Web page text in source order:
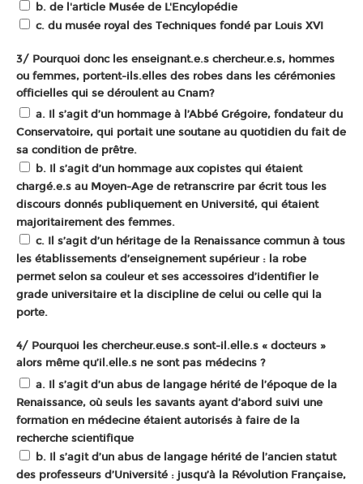
b. de l'article Musée de L'Encylopédie
c. du musée royal des Techniques fondé par Louis XVI
3/ Pourquoi donc les enseignant.e.s chercheur.e.s, hommes
ou femmes, portent-ils.elles des robes dans les cérémonies
officielles qui se déroulent au Cnam?
a. Il s’agit d’un hommage à l’Abbé Grégoire, fondateur du
Conservatoire, qui portait une soutane au quotidien du fait de
sa condition de prêtre.
b. Il s’agit d’un hommage aux copistes qui étaient
chargé.e.s au Moyen-Age de retranscrire par écrit tous les
discours donnés publiquement en Université, qui étaient
majoritairement des femmes.
c. Il s’agit d’un héritage de la Renaissance commun à tous
les établissements d’enseignement supérieur : la robe
permet selon sa couleur et ses accessoires d’identifier le
grade universitaire et la discipline de celui ou celle qui la
porte.
4/ Pourquoi les chercheur.euse.s sont-il.elle.s « docteurs »
alors même qu’il.elle.s ne sont pas médecins ?
a. Il s’agit d’un abus de langage hérité de l’époque de la
Renaissance, où seuls les savants ayant d’abord suivi une
formation en médecine étaient autorisés à faire de la
recherche scientifique
b. Il s’agit d’un abus de langage hérité de l’ancien statut
des professeurs d’Université : jusqu’à la Révolution Française,